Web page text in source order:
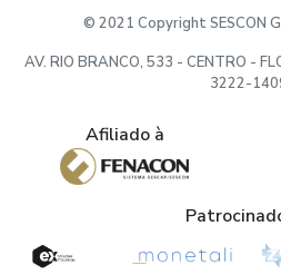
© 2021 Copyright SESCON
AV. RIO BRANCO, 533 - CENTRO -
3222-
Afiliado à